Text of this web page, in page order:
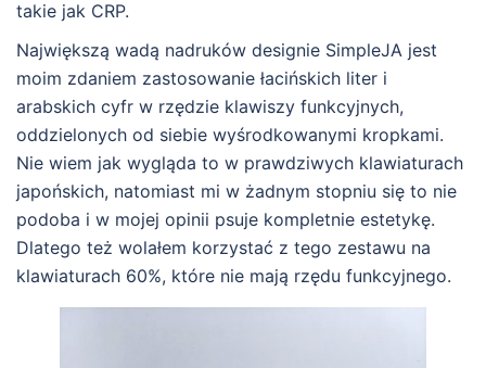
takie jak CRP.
Największą wadą nadruków designie SimpleJA jest
moim zdaniem zastosowanie łacińskich liter i
arabskich cyfr w rzędzie klawiszy funkcyjnych,
oddzielonych od siebie wyśrodkowanymi kropkami.
Nie wiem jak wygląda to w prawdziwych klawiaturach
japońskich, natomiast mi w żadnym stopniu się to nie
podoba i w mojej opinii psuje kompletnie estetykę.
Dlatego też wolałem korzystać z tego zestawu na
klawiaturach 60%, które nie mają rzędu funkcyjnego.